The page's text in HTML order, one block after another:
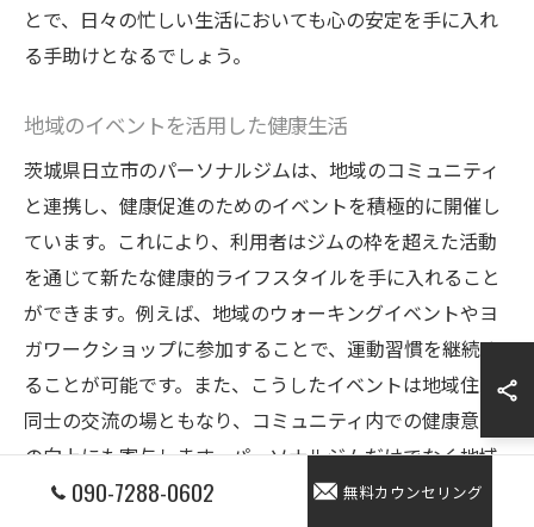
とで、日々の忙しい生活においても心の安定を手に入れ
る手助けとなるでしょう。
地域のイベントを活用した健康生活
茨城県日立市のパーソナルジムは、地域のコミュニティ
と連携し、健康促進のためのイベントを積極的に開催し
ています。これにより、利用者はジムの枠を超えた活動
を通じて新たな健康的ライフスタイルを手に入れること
ができます。例えば、地域のウォーキングイベントやヨ
ガワークショップに参加することで、運動習慣を継続す
ることが可能です。また、こうしたイベントは地域住民
同士の交流の場ともなり、コミュニティ内での健康意識
の向上にも寄与します。パーソナルジムだけでなく地域
全体で健康生活を支える取り組みは、日立市ならではの
090-7288-0602 無料カウンセリング